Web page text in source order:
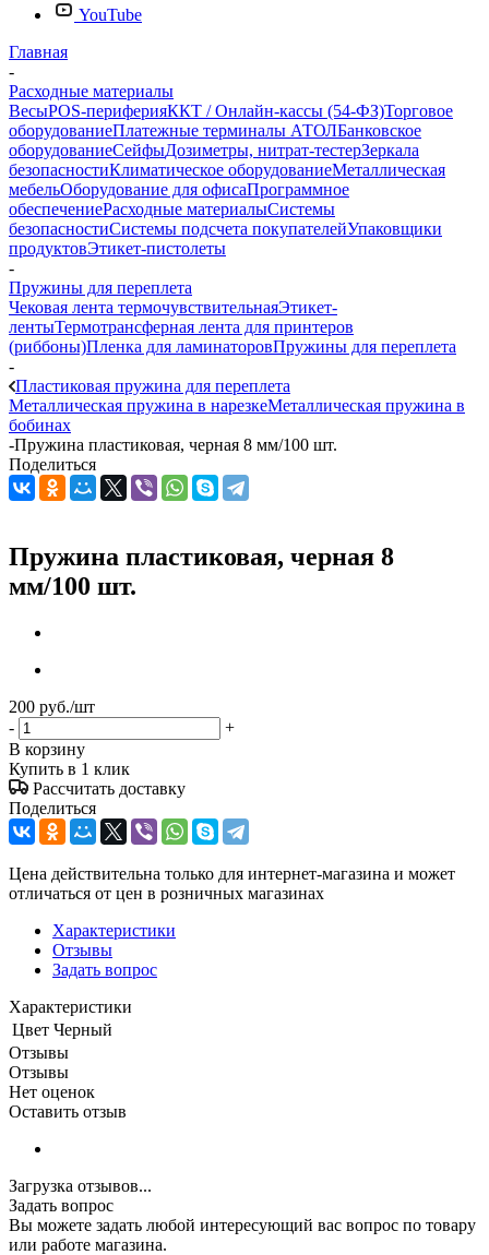
YouTube
Главная
-
Расходные материалы
ВесыPOS-периферияККТ / Онлайн-кассы (54-ФЗ)Торговое
оборудованиеПлатежные терминалы АТОЛБанковское
оборудованиеСейфыДозиметры, нитрат-тестерЗеркала
безопасностиКлиматическое оборудованиеМеталлическая
мебельОборудование для офисаПрограммное
обеспечениеРасходные материалыСистемы
безопасностиСистемы подсчета покупателейУпаковщики
продуктовЭтикет-пистолеты
-
Пружины для переплета
Чековая лента термочувствительнаяЭтикет-
лентыТермотрансферная лента для принтеров
(риббоны)Пленка для ламинаторовПружины для переплета
-
Пластиковая пружина для переплета
Металлическая пружина в нарезкеМеталлическая пружина в
бобинах
-Пружина пластиковая, черная 8 мм/100 шт.
Поделиться
Пружина пластиковая, черная 8
мм/100 шт.
200 руб./шт
-
+
В корзину
Купить в 1 клик
Рассчитать доставку
Поделиться
Цена действительна только для интернет-магазина и может
отличаться от цен в розничных магазинах
Характеристики
Отзывы
Задать вопрос
Характеристики
Цвет Черный
Отзывы
Отзывы
Нет оценок
Оставить отзыв
Загрузка отзывов...
Задать вопрос
Вы можете задать любой интересующий вас вопрос по товару
или работе магазина.